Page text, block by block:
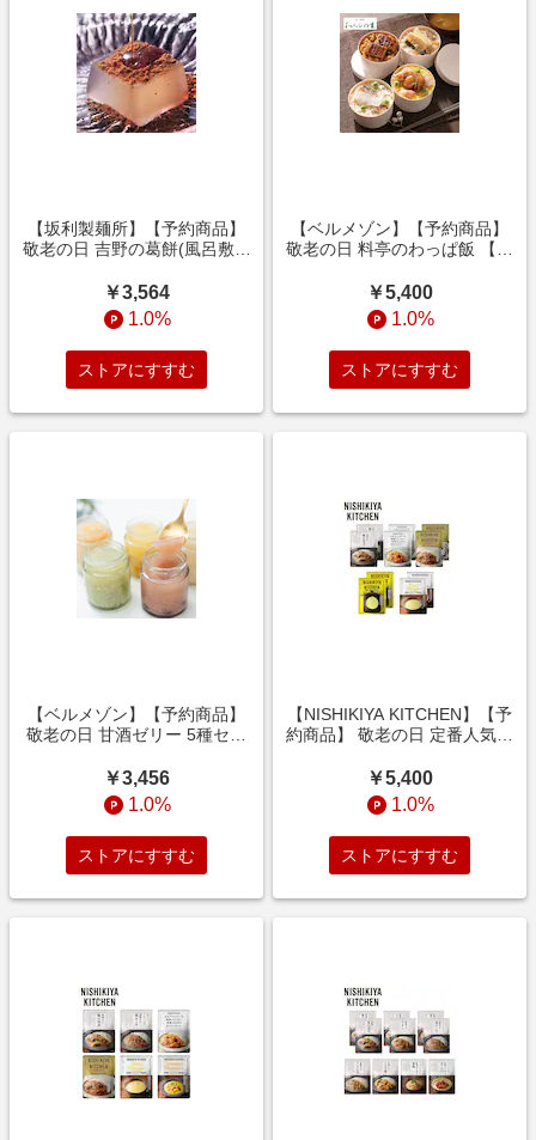
【坂利製麺所】【予約商品】
敬老の日 吉野の葛餅(風呂敷包
日まで】
￥3,564
1.0%
ストアにすすむ
【ベルメゾン】【予約商品】
敬老の日 料亭のわっぱ飯 【ご
￥5,400
1.0%
ストアにすすむ
【ベルメゾン】【予約商品】
敬老の日 甘酒ゼリー 5種セッ
￥3,456
1.0%
ストアにすすむ
【NISHIKIYA KITCHEN】【予
約商品】 敬老の日 定番人気ギ
は9月9日まで】
￥5,400
1.0%
ストアにすすむ